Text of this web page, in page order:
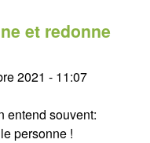
et redonne
2021 - 11:07
entend souvent:
personne !